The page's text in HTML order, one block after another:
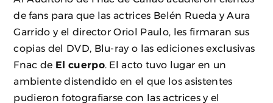
de fans para que las actrices Belén Rueda y Aura
Garrido y el director Oriol Paulo, les firmaran sus
copias del DVD, Blu-ray o las ediciones exclusivas
Fnac de El cuerpo. El acto tuvo lugar en un
ambiente distendido en el que los asistentes
pudieron fotografiarse con las actrices y el